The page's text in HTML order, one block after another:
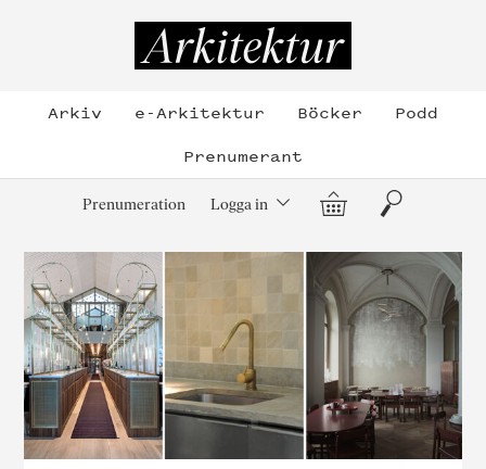
Arkiv e-Arkitektur Böcker
Podd
Prenumerant
Prenumeration Logga in Varukorg
Sök